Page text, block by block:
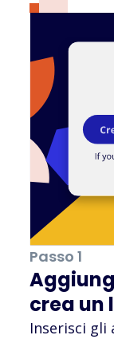
Passo 1
crea un
Inserisci gli